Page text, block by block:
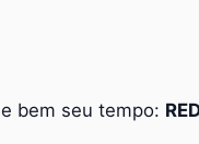
bem seu tempo: